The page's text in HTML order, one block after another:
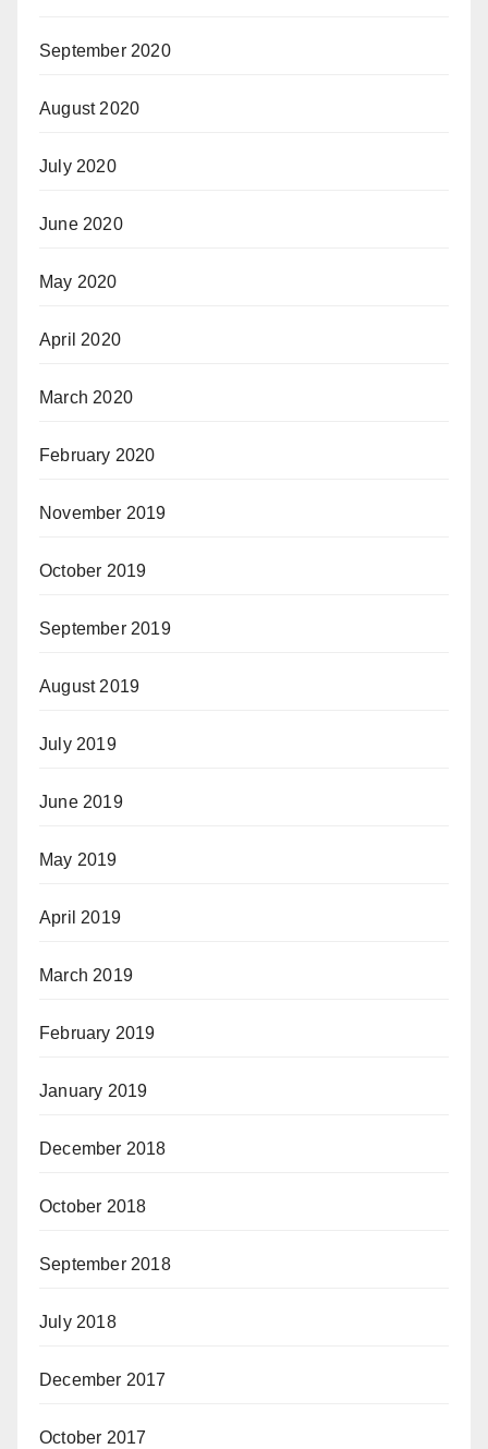
September 2020
August 2020
July 2020
June 2020
May 2020
April 2020
March 2020
February 2020
November 2019
October 2019
September 2019
August 2019
July 2019
June 2019
May 2019
April 2019
March 2019
February 2019
January 2019
December 2018
October 2018
September 2018
July 2018
December 2017
October 2017